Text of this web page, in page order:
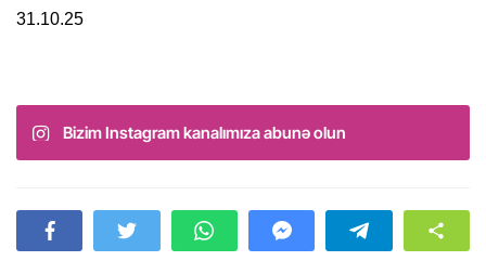
31.10.25
Bizim Instagram kanalımıza abunə olun